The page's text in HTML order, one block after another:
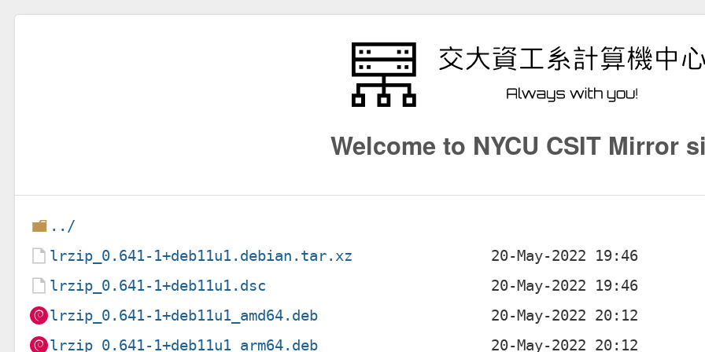
Welcome to NYCU CSIT Mirror
../
lrzip_0.641-1+deb11u1.debian.tar.xz
lrzip_0.641-1+deb11u1.dsc
lrzip_0.641-1+deb11u1_amd64.deb
lrzip_0.641-1+deb11u1_arm64.deb